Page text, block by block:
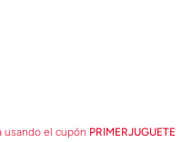
usando el cupón PRIMERJUGUETE